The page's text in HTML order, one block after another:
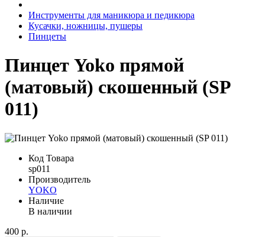
Инструменты для маникюра и педикюра
Кусачки, ножницы, пушеры
Пинцеты
Пинцет Yoko прямой
(матовый) скошенный (SP
011)
Код Товара
sp011
Производитель
YOKO
Наличие
В наличии
400 р.